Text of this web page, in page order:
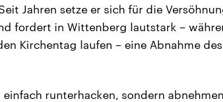
Jahren setze er sich für die
fordert in Wittenberg lautstark –
Kirchentag laufen – eine Abnahme
runterhacken, sondern